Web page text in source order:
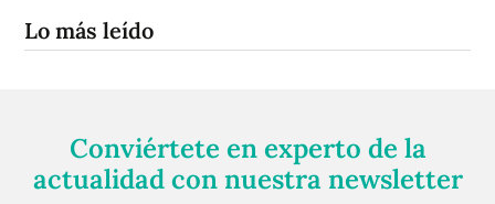
Lo más leído
Conviértete en experto de la
actualidad con nuestra newsletter